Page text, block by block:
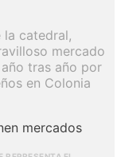
la catedral,
mercado
tras año por
en Colonia